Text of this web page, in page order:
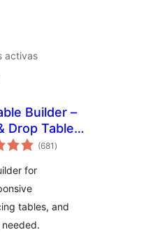
activas
Builder –
Drop Table
(681 valoracións
totais
)
for
tables, and